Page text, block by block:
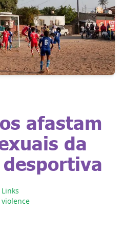
afastam
da